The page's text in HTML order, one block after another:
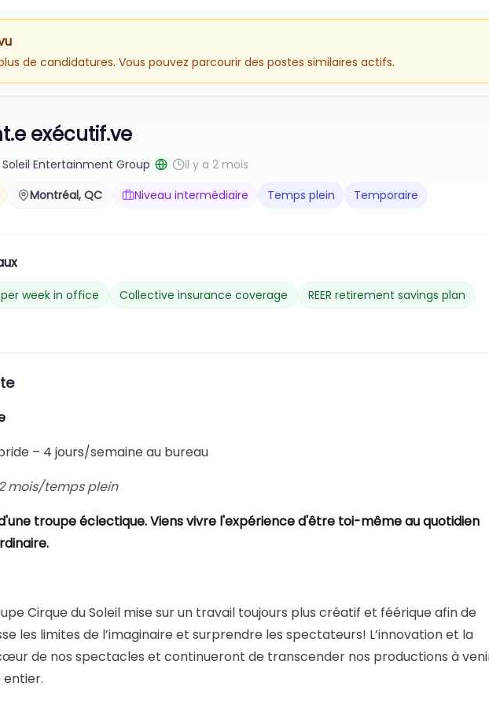
de candidatures. Vous pouvez parcourir des postes similaires actifs.
exécutif.ve
Entertainment Group
il y a 2 mois
Montréal, QC Niveau intermédiaire Temps plein Temporaire
week in office Collective insurance coverage
REER retirement savings plan
– 4 jours/semaine au bureau
mois/temps plein
troupe éclectique. Viens vivre l'expérience d'être toi-même au quotidien
Cirque du Soleil mise sur un travail toujours plus créatif et féérique afin de
les limites de l’imaginaire et surprendre les spectateurs! L’innovation et la
de nos spectacles et continueront de transcender nos productions à